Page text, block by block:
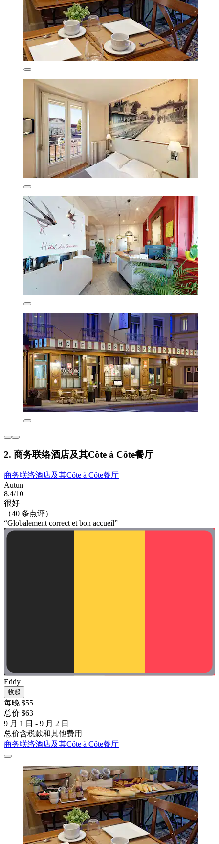
2. 商务联络酒店及其Côte à Côte餐厅
商务联络酒店及其Côte à Côte餐厅
Autun
8.4/10
很好
（40 条点评）
“Globalement correct et bon accueil”
Eddy
收起
每晚 $55
总价 $63
9 月 1 日 - 9 月 2 日
总价含税款和其他费用
商务联络酒店及其Côte à Côte餐厅